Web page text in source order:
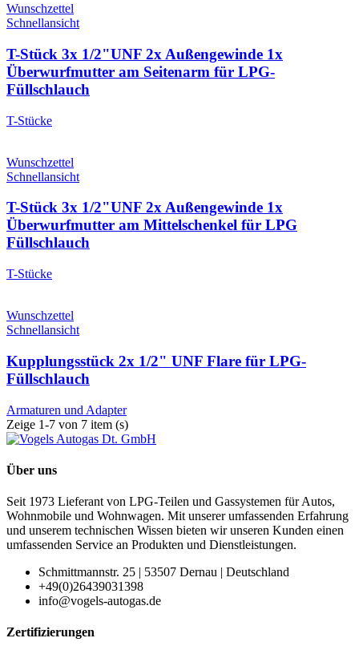
Wunschzettel
Schnellansicht
T-Stück 3x 1/2"UNF 2x Außengewinde 1x
Überwurfmutter am Seitenarm für LPG-
Füllschlauch
T-Stücke
Wunschzettel
Schnellansicht
T-Stück 3x 1/2"UNF 2x Außengewinde 1x
Überwurfmutter am Mittelschenkel für LPG
Füllschlauch
T-Stücke
Wunschzettel
Schnellansicht
Kupplungsstück 2x 1/2" UNF Flare für LPG-
Füllschlauch
Armaturen und Adapter
Zeige 1-7 von 7 item (s)
Über uns
Seit 1973 Lieferant von LPG-Teilen und Gassystemen für Autos,
Wohnmobile und Wohnwagen. Mit unserer umfassenden Erfahrung
und unserem technischen Wissen bieten wir unseren Kunden einen
umfassenden Service an Produkten und Dienstleistungen.
Schmittmannstr. 25 | 53507 Dernau | Deutschland
+49(0)26439031398
info@vogels-autogas.de
Zertifizierungen